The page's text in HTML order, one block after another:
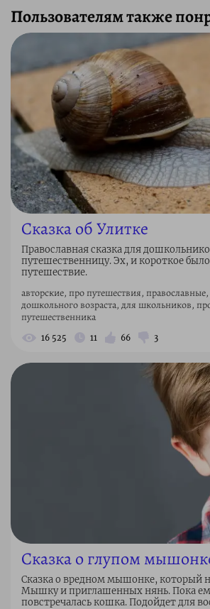
Пользователям также
Сказка об Улитке
Православная сказка для
путешественницу. Эх, и короткое было
путешествие.
авторские, про путешествия,
дошкольного возраста, для школьников,
путешественника
16 525 11 66 3
Сказка о глупом
Сказка о вредном мышонке, который
Мышку и приглашенных нянь. Пока
повстречалась кошка. Подойдет для